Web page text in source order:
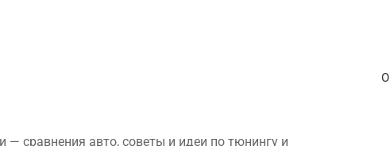
— сравнения авто, советы и идеи по тюнингу и